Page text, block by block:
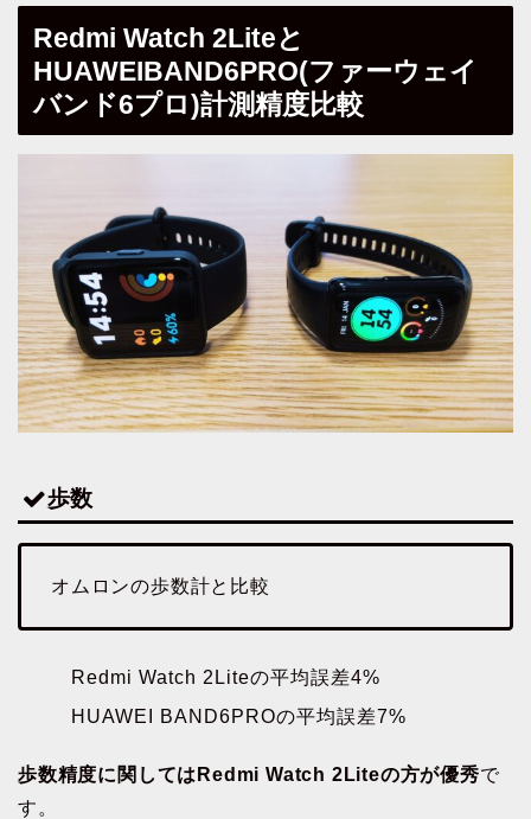
Redmi Watch 2Liteと
HUAWEIBAND6PRO(ファーウェイ
バンド6プロ)計測精度比較
歩数
オムロンの歩数計と比較
Redmi Watch 2Liteの平均誤差4%
HUAWEI BAND6PROの平均誤差7%
歩数精度に関してはRedmi Watch 2Liteの方が優秀で
す。